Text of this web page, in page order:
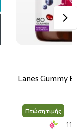
Lanes Gummy
Πτώση τιμής
11